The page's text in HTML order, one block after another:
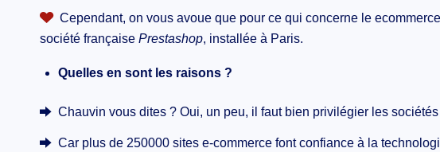
Cependant, on vous avoue que pour ce qui concerne le
société française Prestashop, installée à Paris.
Quelles en sont les raisons ?
Chauvin vous dites ? Oui, un peu, il faut bien privilégier les
Car plus de 250000 sites e-commerce font confiance à la